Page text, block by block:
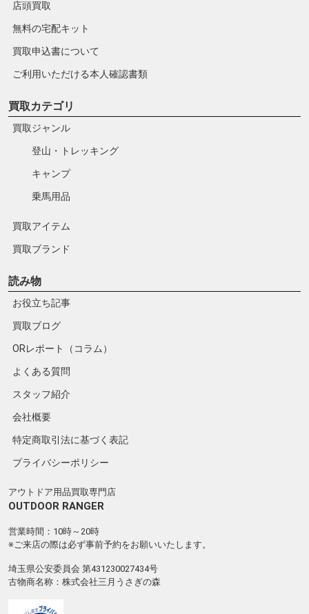
店頭買取
無料の宅配キット
買取申込書について
ご利用いただける本人確認書類
買取カテゴリ
買取ジャンル
登山・トレッキング
キャンプ
乗馬用品
買取アイテム
買取ブランド
読み物
お役立ち記事
買取ブログ
ORレポート（コラム）
よくある質問
スタッフ紹介
会社概要
特定商取引法に基づく表記
プライバシーポリシー
アウトドア用品買取専門店
OUTDOOR RANGER
営業時間：10時～20時
※ご来店の際は必ず事前予約をお願いいたします。
埼玉県公安委員会 第431230027434号
古物商名称：株式会社三月うさぎの森